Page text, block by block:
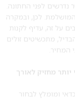
נדרשים לפני החתונה.
המושלמת. לכן, ובמקרה
על זה, עדיף לקנות
מתכשיטים זולים
המחיר.
מחזיק לאורך
ומומלץ לבחור